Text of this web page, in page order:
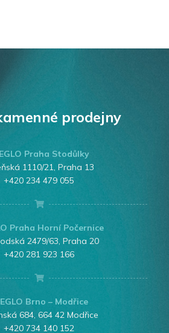
prodejny
EGLO Praha Stodůlky
1110/21, Praha 13
+420 234 479 055
Praha Horní Počernice
2479/63, Praha 20
+420 281 923 166
EGLO Brno – Modřice
684, 664 42 Modřice
+420 734 140 152